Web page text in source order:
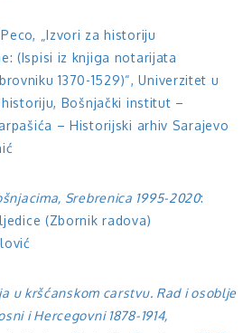
„Izvori za historiju
(Ispisi iz knjiga notarijata
1370-1529)“, Univerzitet u
Bošnjački institut –
– Historijski arhiv Sarajevo
Srebrenica 1995-2020:
(Zbornik radova)
u kršćanskom carstvu. Rad i osoblje
i Hercegovni 1878-1914,